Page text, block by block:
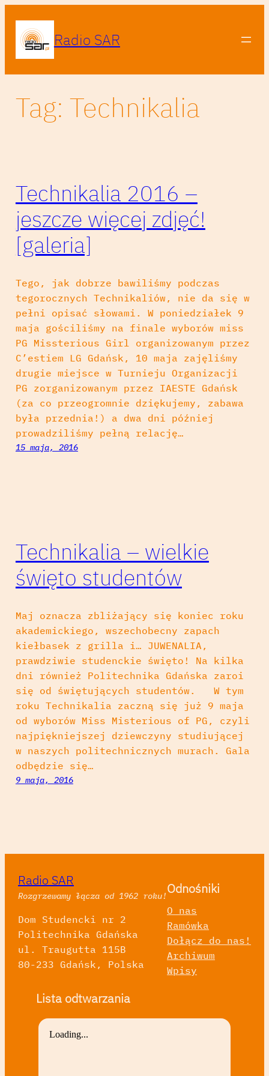
treści
Radio SAR
Tag: Technikalia
Technikalia 2016 –
jeszcze więcej zdjęć!
[galeria]
Tego, jak dobrze bawiliśmy podczas
tegorocznych Technikaliów, nie da się w
pełni opisać słowami. W poniedziałek 9
maja gościliśmy na finale wyborów miss
PG Missterious Girl organizowanym przez
C’estiem LG Gdańsk, 10 maja zajęliśmy
drugie miejsce w Turnieju Organizacji
PG zorganizowanym przez IAESTE Gdańsk
(za co przeogromnie dziękujemy, zabawa
była przednia!) a dwa dni później
prowadziliśmy pełną relację…
15 maja, 2016
Technikalia – wielkie
święto studentów
Maj oznacza zbliżający się koniec roku
akademickiego, wszechobecny zapach
kiełbasek z grilla i… JUWENALIA,
prawdziwie studenckie święto! Na kilka
dni również Politechnika Gdańska zaroi
się od świętujących studentów. W tym
roku Technikalia zaczną się już 9 maja
od wyborów Miss Misterious of PG, czyli
najpiękniejszej dziewczyny studiującej
w naszych politechnicznych murach. Gala
odbędzie się…
9 maja, 2016
Radio SAR
Rozgrzewamy łącza od 1962 roku!
Dom Studencki nr 2
Politechnika Gdańska
ul. Traugutta 115B
80-233 Gdańsk, Polska
Odnośniki
O nas
Ramówka
Dołącz do nas!
Archiwum
Wpisy
Lista odtwarzania